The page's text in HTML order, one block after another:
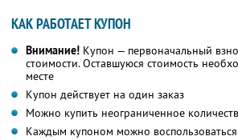
КАК РАБОТАЕТ КУПОН
Внимание! Купон — первоначальный
стоимости. Оставшуюся стоимость
месте
Купон действует на один заказ
Можно купить неограниченное
Каждым купоном можно